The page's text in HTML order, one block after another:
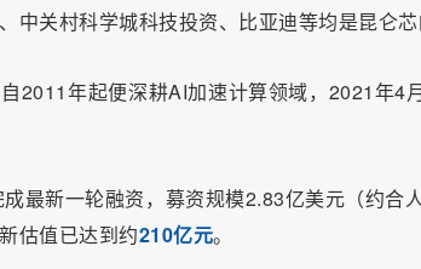
关村科学城科技投资、比亚迪等均是昆仑芯
2011年起便深耕AI加速计算领域，2021年4
最新一轮融资，募资规模2.83亿美元（约合
估值已达到约210亿元。